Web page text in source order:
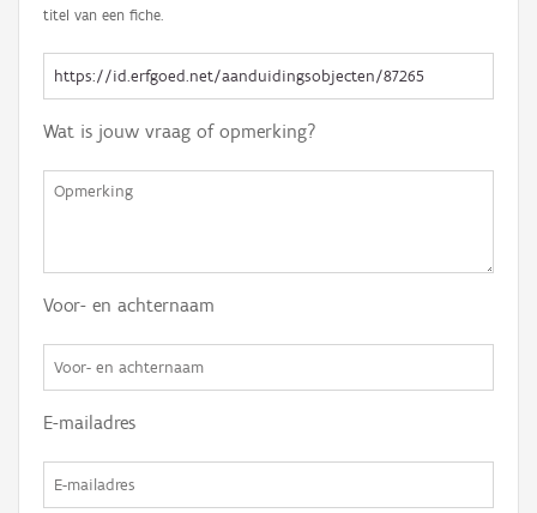
titel van een fiche.
Wat is jouw vraag of opmerking?
Voor- en achternaam
E-mailadres